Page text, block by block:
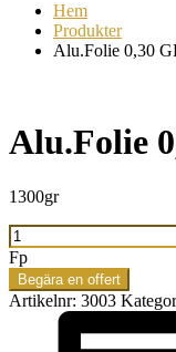
Hem
Produkter
Alu.Folie 0,30
Alu.Folie
1300gr
Alu.Folie
0,30
GREENBOX
mängd
Fp
Begära en offert
Artikelnr: 3003